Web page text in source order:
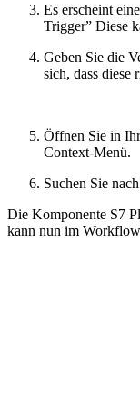
Es erscheint
Trigger” Diese
Geben Sie die
sich, dass diese
Öffnen Sie in
Context-Menü.
Suchen Sie
Die Komponente S7
kann nun im